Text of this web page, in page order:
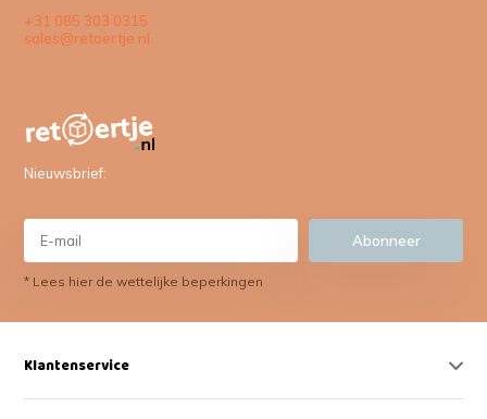
+31 085 303 0315
sales@retoertje.nl
Nieuwsbrief:
Abonneer
* Lees hier de wettelijke beperkingen
Klantenservice